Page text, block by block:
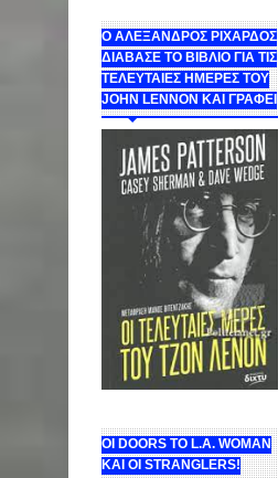
Ο ΑΛΕΞΑΝΔΡΟΣ ΡΙΧΑΡΔΟΣ
ΔΙΑΒΑΣΕ ΤΟ ΒΙΒΛΙΟ ΓΙΑ ΤΙΣ
ΤΕΛΕΥΤΑΙΕΣ ΗΜΕΡΕΣ ΤΟΥ
JOHN LENNON ΚΑΙ ΓΡΑΦΕΙ
ΟΙ DOORS ΤΟ L.A. WOMAN
KAI OI STRANGLERS!